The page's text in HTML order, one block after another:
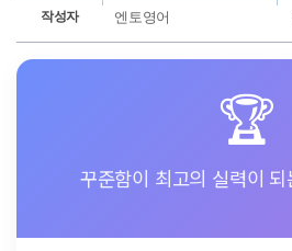
작성자 엔토영어
🏆
꾸준함이 최고의 실력이